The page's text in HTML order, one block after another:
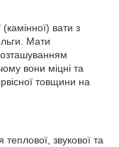
вати з
Мати
вони міцні та
товщини на
звукової та